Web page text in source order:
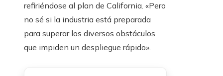
refiriéndose al plan de California. «Pero
no sé si la industria está preparada
para superar los diversos obstáculos
que impiden un despliegue rápido».